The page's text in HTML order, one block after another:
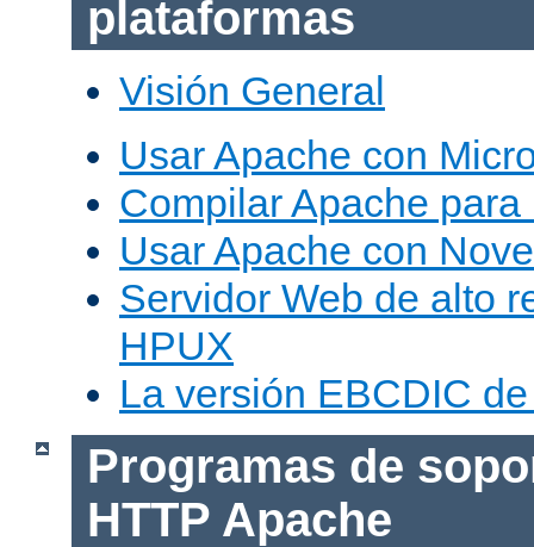
plataformas
Visión General
Usar Apache con
Compilar Apache
Usar Apache con
Servidor Web de alto
HPUX
La versión EBCDIC
Programas de
HTTP Apache